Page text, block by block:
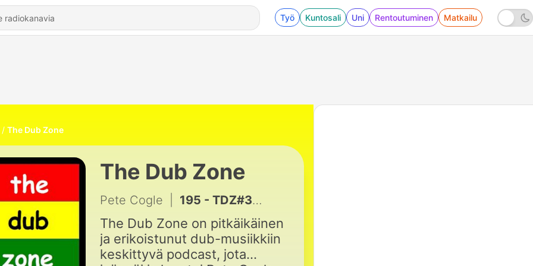
Työ Kuntosali Uni Rentoutuminen Matkailu
The Dub Zone
The Dub Zone
Pete Cogle 195 - TDZ#301… Spirit Dub…
The Dub Zone on pitkäikäinen
ja erikoistunut dub-musiikkiin
keskittyvä podcast, jota